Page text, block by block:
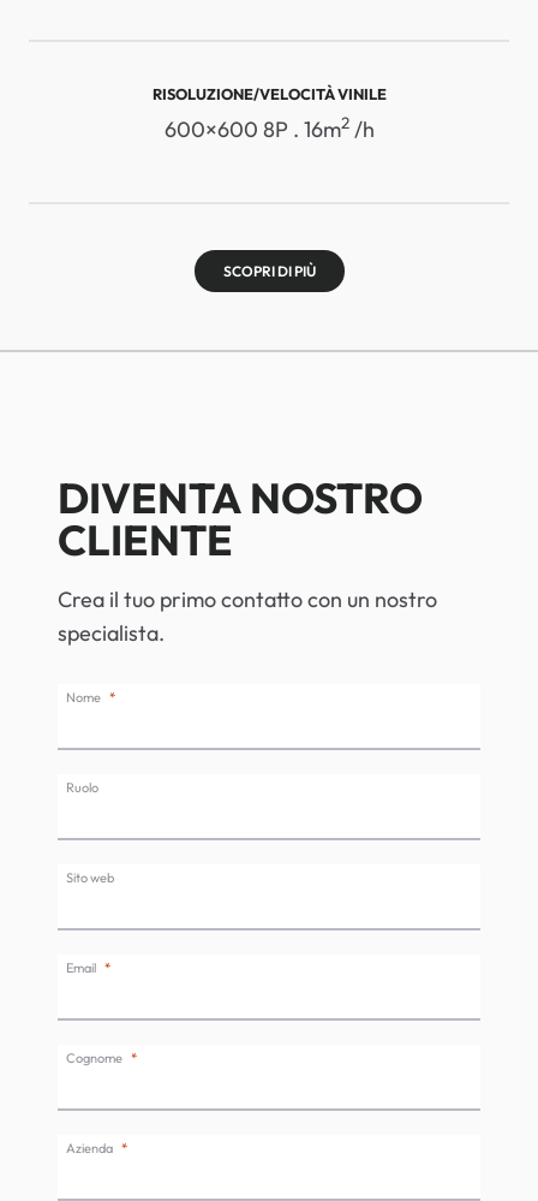
RISOLUZIONE/VELOCITÀ VINILE
600×600 8P . 16m2/h
SCOPRI DI PIÙ
DIVENTA NOSTRO
CLIENTE
Crea il tuo primo contatto con un nostro
specialista.
Nome
Ruolo
Sito web
Email
Cognome
Azienda